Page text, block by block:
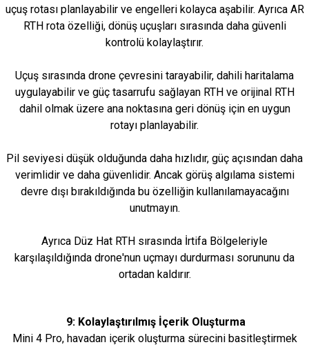
uçuş rotası planlayabilir ve engelleri kolayca aşabilir. Ayrıca AR
RTH rota özelliği, dönüş uçuşları sırasında daha güvenli
kontrolü kolaylaştırır.
Uçuş sırasında drone çevresini tarayabilir, dahili haritalama
uygulayabilir ve güç tasarrufu sağlayan RTH ve orijinal RTH
dahil olmak üzere ana noktasına geri dönüş için en uygun
rotayı planlayabilir.
Pil seviyesi düşük olduğunda daha hızlıdır, güç açısından daha
verimlidir ve daha güvenlidir. Ancak görüş algılama sistemi
devre dışı bırakıldığında bu özelliğin kullanılamayacağını
unutmayın.
Ayrıca Düz Hat RTH sırasında İrtifa Bölgeleriyle
karşılaşıldığında drone'nun uçmayı durdurması sorununu da
ortadan kaldırır.
9: Kolaylaştırılmış İçerik Oluşturma
Mini 4 Pro, havadan içerik oluşturma sürecini basitleştirmek